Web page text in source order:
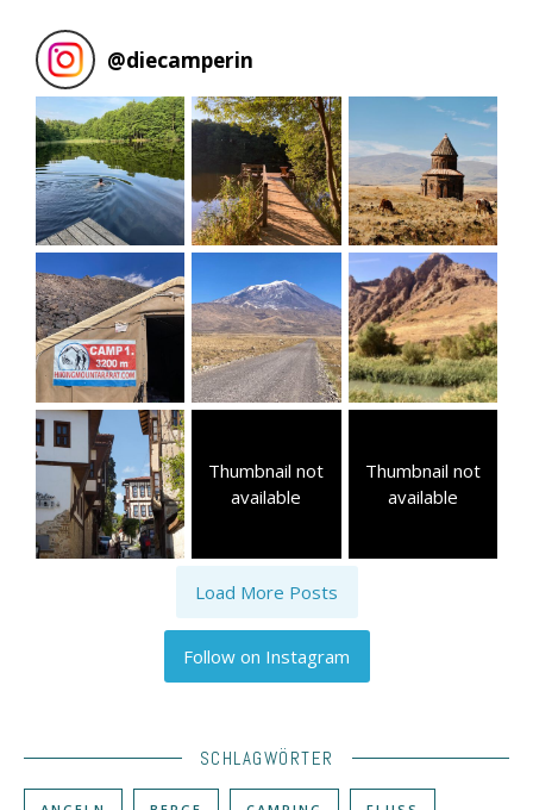
@diecamperin
Thumbnail not
available
Thumbnail not
available
Load More Posts
Follow on Instagram
SCHLAGWÖRTER